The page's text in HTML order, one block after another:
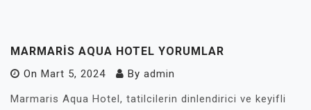
MARMARIS AQUA HOTEL YORUMLAR
On Mart 5, 2024 By admin
Marmaris Aqua Hotel, tatilcilerin dinlendirici ve keyifli